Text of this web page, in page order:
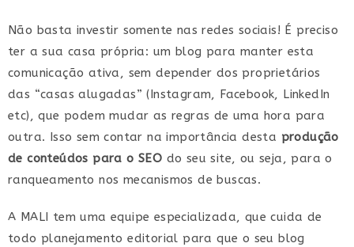
Não basta investir somente nas redes sociais! É preciso
ter a sua casa própria: um blog para manter esta
comunicação ativa, sem depender dos proprietários
das “casas alugadas” (Instagram, Facebook, LinkedIn
etc), que podem mudar as regras de uma hora para
outra. Isso sem contar na importância desta produção
de conteúdos para o SEO do seu site, ou seja, para o
ranqueamento nos mecanismos de buscas.
A MALI tem uma equipe especializada, que cuida de
todo planejamento editorial para que o seu blog